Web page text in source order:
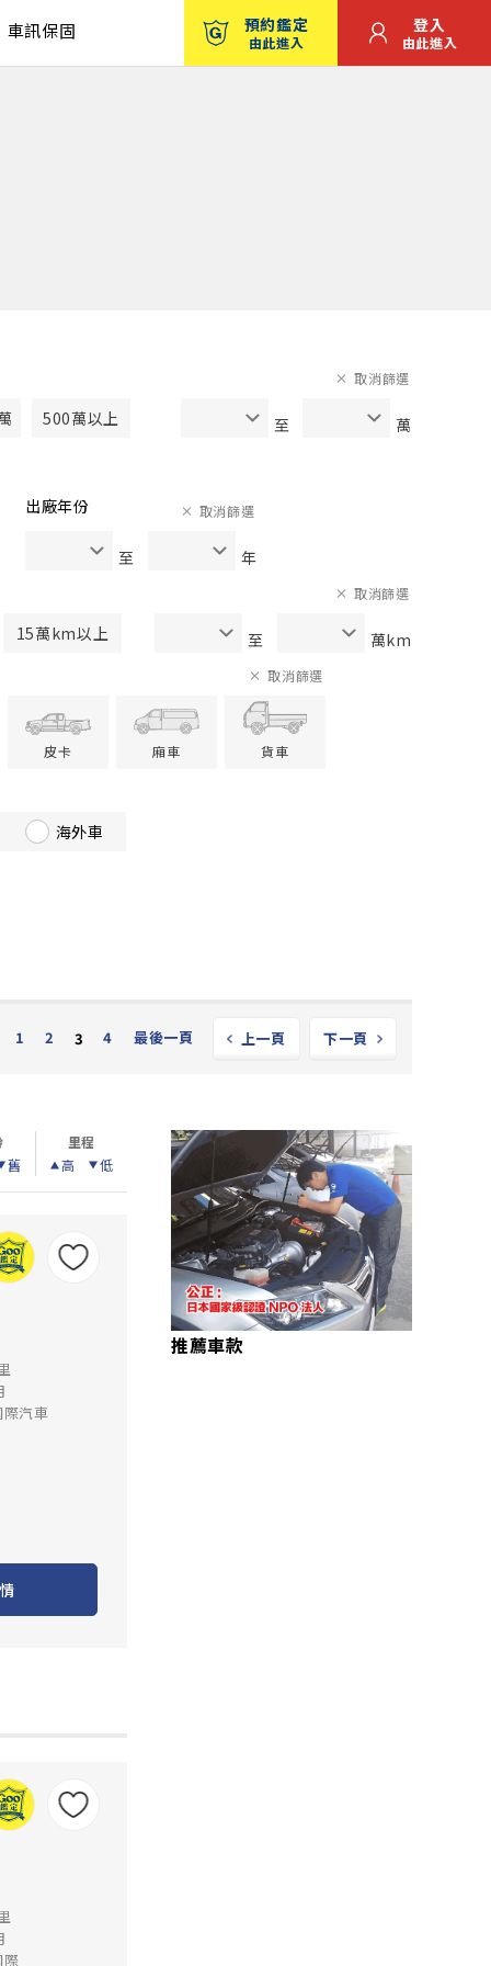
車訊保固 預約鑑定
由此進入
登入
由此進入
500萬以上 至 萬
取消篩選
出廠年份
至 年
取消篩選
15萬km以上 至 萬km
取消篩選
皮卡 廂車 貨車
取消篩選
海外車
1 2 3 4 最後一頁 上一頁 下一頁
舊
里程
高
低
際汽車
推薦車款